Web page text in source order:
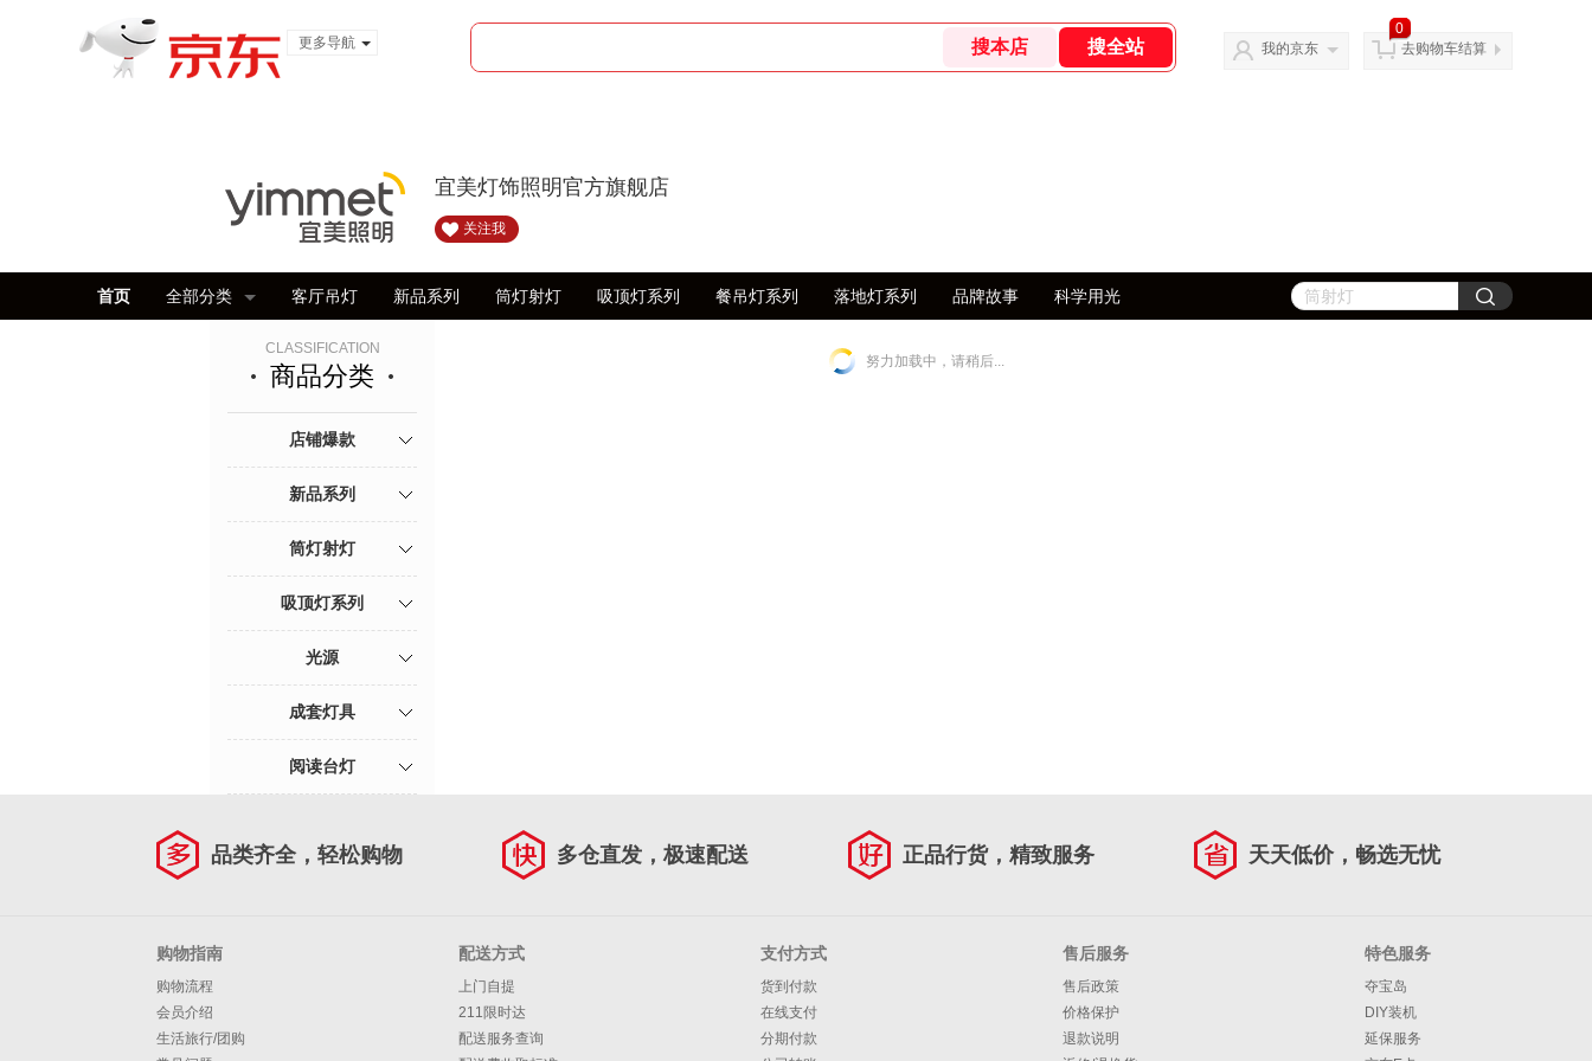
更多导航
我的京东
0
去购物车结算
宜美灯饰照明官方旗舰店
关注我
首页 全部分类 客厅吊灯 新品系列 筒灯射灯 吸顶灯系列 餐吊灯系列 落地灯系列 品牌故事 科学用光
CLASSIFICATION
商品分类
店铺爆款
新品系列
筒灯射灯
吸顶灯系列
光源
成套灯具
阅读台灯
努力加载中，请稍后...
品类齐全，轻松购物 多仓直发，极速配送 正品行货，精致服务 天天低价，畅选无忧
购物指南
购物流程
会员介绍
生活旅行/团购
配送方式
上门自提
211限时达
配送服务查询
支付方式
货到付款
在线支付
分期付款
售后服务
售后政策
价格保护
退款说明
特色服务
夺宝岛
DIY装机
延保服务